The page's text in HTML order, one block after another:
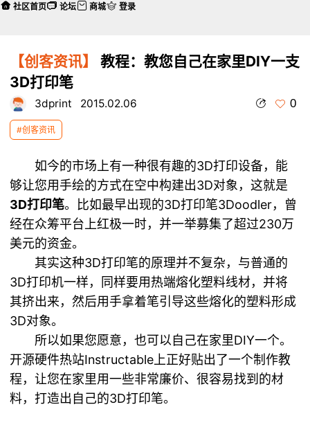
【创客资讯】
教程：教您自己在家里DIY一支
3D打印笔
3dprint 2015.02.06 0
#创客资讯
如今的市场上有一种很有趣的3D打印设备，能
够让您用手绘的方式在空中构建出3D对象，这就是
3D打印笔。比如最早出现的3D打印笔3Doodler，曾
经在众筹平台上红极一时，并一举募集了超过230万
美元的资金。
其实这种3D打印笔的原理并不复杂，与普通的
3D打印机一样，同样要用热端熔化塑料线材，并将
其挤出来，然后用手拿着笔引导这些熔化的塑料形成
3D对象。
所以如果您愿意，也可以自己在家里DIY一个。
开源硬件热站Instructable上正好贴出了一个制作教
程，让您在家里用一些非常廉价、很容易找到的材
料，打造出自己的3D打印笔。
社区首页 论坛 商城 登录